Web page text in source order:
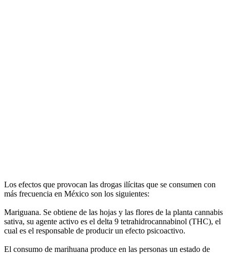
Los efectos que provocan las drogas ilícitas que se consumen con
más frecuencia en México son los siguientes:
Mariguana. Se obtiene de las hojas y las flores de la planta cannabis
sativa, su agente activo es el delta 9 tetrahidrocannabinol (THC), el
cual es el responsable de producir un efecto psicoactivo.
El consumo de marihuana produce en las personas un estado de